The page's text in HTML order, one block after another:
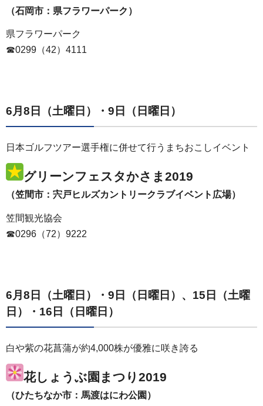
（石岡市：県フラワーパーク）
県フラワーパーク
☎0299（42）4111
6月8日（土曜日）・9日（日曜日）
日本ゴルフツアー選手権に併せて行うまちおこしイベント
グリーンフェスタかさま2019
（笠間市：宍戸ヒルズカントリークラブイベント広場）
笠間観光協会
☎0296（72）9222
6月8日（土曜日）・9日（日曜日）、15日（土曜
日）・16日（日曜日）
白や紫の花菖蒲が約4,000株が優雅に咲き誇る
花しょうぶ園まつり2019
（ひたちなか市：馬渡はにわ公園）